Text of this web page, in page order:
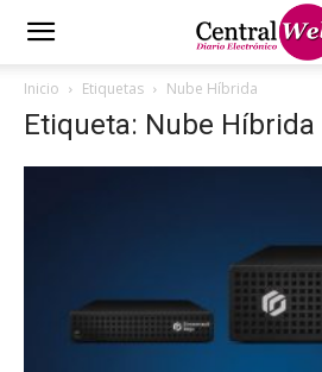
Inicio Etiquetas Nube Híbrida
Etiqueta: Nube Híbrida